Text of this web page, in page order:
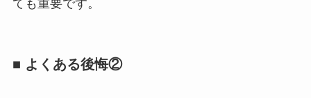
ても重要です。
■ よくある後悔②